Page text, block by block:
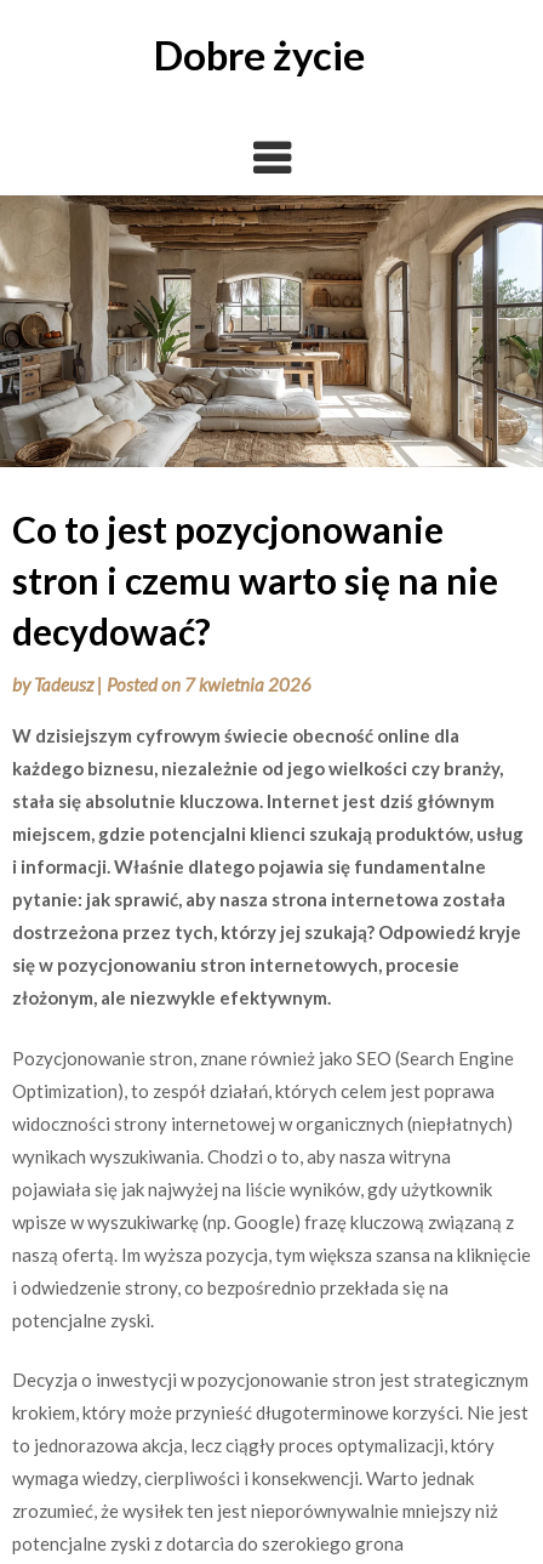
Dobre życie
Co to jest pozycjonowanie
stron i czemu warto się na nie
decydować?
byTadeusz | Posted on 7 kwietnia 2026
W dzisiejszym cyfrowym świecie obecność online dla
każdego biznesu, niezależnie od jego wielkości czy branży,
stała się absolutnie kluczowa. Internet jest dziś głównym
miejscem, gdzie potencjalni klienci szukają produktów, usług
i informacji. Właśnie dlatego pojawia się fundamentalne
pytanie: jak sprawić, aby nasza strona internetowa została
dostrzeżona przez tych, którzy jej szukają? Odpowiedź kryje
się w pozycjonowaniu stron internetowych, procesie
złożonym, ale niezwykle efektywnym.
Pozycjonowanie stron, znane również jako SEO (Search Engine
Optimization), to zespół działań, których celem jest poprawa
widoczności strony internetowej w organicznych (niepłatnych)
wynikach wyszukiwania. Chodzi o to, aby nasza witryna
pojawiała się jak najwyżej na liście wyników, gdy użytkownik
wpisze w wyszukiwarkę (np. Google) frazę kluczową związaną z
naszą ofertą. Im wyższa pozycja, tym większa szansa na kliknięcie
i odwiedzenie strony, co bezpośrednio przekłada się na
potencjalne zyski.
Decyzja o inwestycji w pozycjonowanie stron jest strategicznym
krokiem, który może przynieść długoterminowe korzyści. Nie jest
to jednorazowa akcja, lecz ciągły proces optymalizacji, który
wymaga wiedzy, cierpliwości i konsekwencji. Warto jednak
zrozumieć, że wysiłek ten jest nieporównywalnie mniejszy niż
potencjalne zyski z dotarcia do szerokiego grona